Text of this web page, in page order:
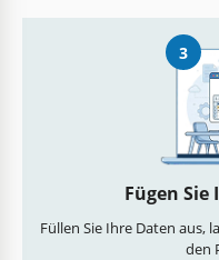
3
Fügen
Füllen Sie Ihre Daten aus,
den